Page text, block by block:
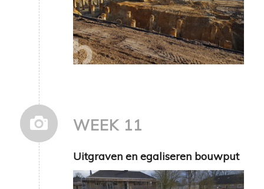
WEEK 11
Uitgraven en egaliseren bouwput